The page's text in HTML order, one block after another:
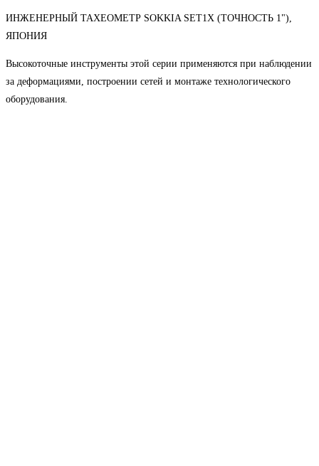
ИНЖЕНЕРНЫЙ ТАХЕОМЕТР SOKKIA SET1X (ТОЧНОСТЬ 1"),
ЯПОНИЯ
Высокоточные инструменты этой серии применяются при наблюдении
за деформациями, построении сетей и монтаже технологического
оборудования.